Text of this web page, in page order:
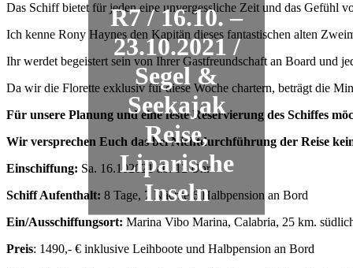
R7 / 16.10. –
23.10.2021 /
Segel &
Seekajak
Reise,
Liparische
Inseln
Das Schiff bietet für jeden eine unvergessliche Zeit und das Gefühl
Ich kenne Rony Haynes den Kapitän dieses fantastischen alten
Ihr werdet begeistert sein von Ihrer Gastfreundschaft an Board und
Da wir die Florette exklusiv für diese Woche chartern, beträgt die
Für unsere Planung und eine feste Reservierung des Schiffes
Wir versprechen Euch das bei Nichtdurchführung der Reise
Einschiffung: Sa. 16.102021 ab. 12 Uhr
Schiff Aufenthalt: 8 Tage, 7 Nächte 6 Halbpension an Bord
Ein/Ausschiffungsort: Marina Vibo Marina, Calabria, 25 km.
Preis: 1490,- € inklusive Leihboote und Halbpension an Bord